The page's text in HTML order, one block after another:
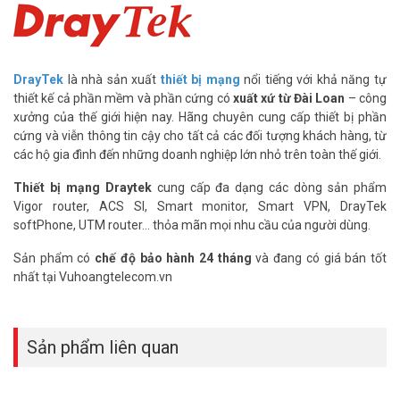
Management)
Sự kết hợp giữa bộ phát sóng AP910C và Router
wifi của DrayTek. Vigor2925/Vigor2860 hỗ trợ APM, APM là một
tính năng mới được DrayTek phát triển và đã được khách hàng
đánh giá rất cao. Tính năng này hoàn toàn miễn phí và được tích
hợp trên Firmware củaRouter DrayTekgiúp việc quản trị hệ thống
nhiều Access Point DrayTek được tiện lợi và đơn giản hơn rất nhiều
đổi mật khẩu wifi… cho tất cả các Access Point (hỗ trợ tới 20
Access Point). Thông qua 1 trang cấu hình duy nhất mà không cần
nhớ địa chỉ IP, mật khẩu của từng AP. Nếu như trước đây sự kết hợp
giữa Vigor2925 và AP800 chỉ là sự gượng ép với chỉ vài chức năng
cơ bản được hỗ trợ thì nay với AP910C, APM đã hoàn hỗ trợ. Mọi
chức năng quản lý của APM đều hoạt động hoàn hảo trên AP910C.
Vigor AP910C hỗ trợ 1 cổng LAN tốc độ Gigabit có hỗ trợ VLAN,
đồng thời AP910C cũng hỗ trợ phát 4 SSID khác nhau cho mỗi
DrayTek là nhà sản xuất thiết bị mạng nổi tiếng với khả năng tự
thiết kế cả phần mềm và phần cứng có xuất xứ từ Đài Loan – công
xưởng của thế giới hiện nay. Hãng chuyên cung cấp thiết bị phần
cứng và viễn thông tin cậy cho tất cả các đối tượng khách hàng, từ
các hộ gia đình đến những doanh nghiệp lớn nhỏ trên toàn thế giới.
Thiết bị mạng Draytekcung cấp đa dạng các dòng sản phẩm
Vigor router, ACS SI, Smart monitor, Smart VPN, DrayTek
softPhone, UTM router... thỏa mãn mọi nhu cầu của người dùng.
Sản phẩm có chế độ bảo hành 24 tháng và đang có giá bán tốt
nhất tại Vuhoangtelecom.vn
Sản phẩm liên quan